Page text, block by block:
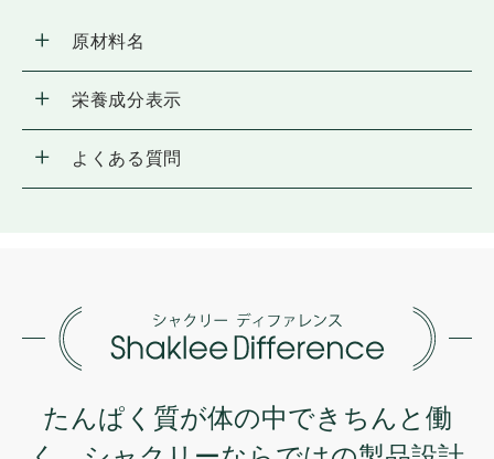
原材料名
栄養成分表示
よくある質問
たんぱく質が体の中できちんと働